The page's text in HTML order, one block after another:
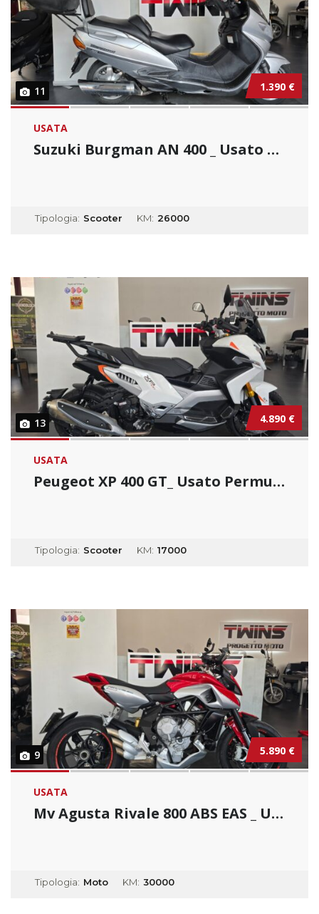
11 1.390 €
USATA
Suzuki Burgman AN 400 _ Usato Permutabile...
Tipologia: Scooter KM: 26000
13 4.890 €
USATA
Peugeot XP 400 GT_ Usato Permutabile
Tipologia: Scooter KM: 17000
9 5.890 €
USATA
Mv Agusta Rivale 800 ABS EAS _ Usato Permuta...
Tipologia: Moto KM: 30000